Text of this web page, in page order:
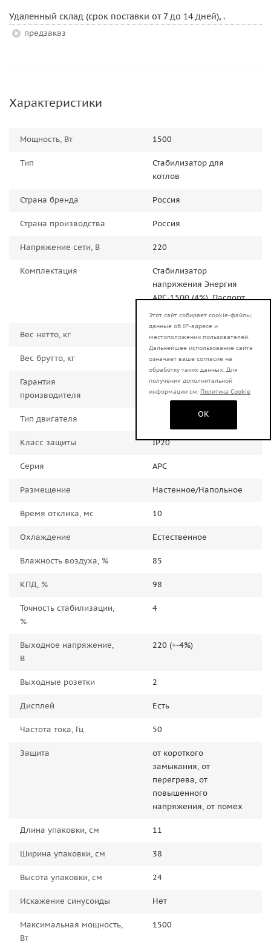
Удаленный склад (срок поставки от 7 до 14 дней), .
Предзаказ
Характеристики
Мощность, Вт 1500
Тип
Стабилизатор для
котлов
Страна бренда Россия
Страна производства Россия
Напряжение сети, В 220
Комплектация
Стабилизатор
напряжения Энергия
АРС-1500 (4%). Паспорт.
Коробка.
Вес нетто, кг 4.1
Вес брутто, кг 4.5
Гарантия
производителя
36 месяцев
Тип двигателя
Класс защиты IP20
Серия АРС
Размещение Настенное/Напольное
Время отклика, мс 10
Охлаждение Естественное
Влажность воздуха, % 85
КПД, % 98
Точность стабилизации,
%
4
Выходное напряжение,
В
220 (+-4%)
Выходные розетки 2
Дисплей Есть
Частота тока, Гц 50
Защита
от короткого
замыкания, от
перегрева, от
повышенного
напряжения, от помех
Длина упаковки, см 11
Ширина упаковки, см 38
Высота упаковки, см 24
Искажение синусоиды Нет
Максимальная мощность,
Вт
1500
Этот сайт собирает cookie-файлы,
данные об IP-адресе и
местоположении пользователей.
Дальнейшее использование сайта
означает ваше согласие на
обработку таких данных. Для
получения дополнительной
информации см. Политика Cookie
OK